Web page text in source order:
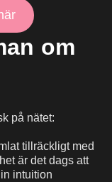
om
på nätet:
tillräckligt med
är det dags att
intuition